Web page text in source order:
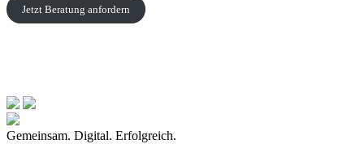
Jetzt Beratung anfordern
Gemeinsam. Digital. Erfolgreich.